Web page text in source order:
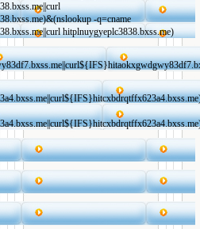
-q=cname
hitplnuygyeplc3838.bxss.me)